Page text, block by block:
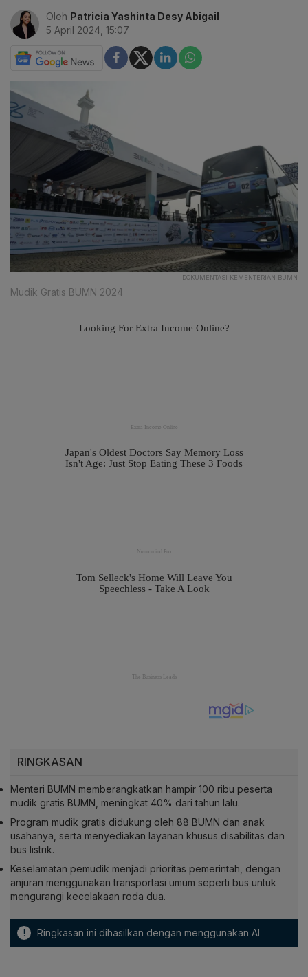
Oleh Patricia Yashinta Desy Abigail
5 April 2024, 15:07
DOKUMENTASI KEMENTERIAN BUMN
Mudik Gratis BUMN 2024
RINGKASAN
Menteri BUMN memberangkatkan hampir 100 ribu peserta
mudik gratis BUMN, meningkat 40% dari tahun lalu.
Program mudik gratis didukung oleh 88 BUMN dan anak
usahanya, serta menyediakan layanan khusus disabilitas dan
bus listrik.
Keselamatan pemudik menjadi prioritas pemerintah, dengan
anjuran menggunakan transportasi umum seperti bus untuk
mengurangi kecelakaan roda dua.
! Ringkasan ini dihasilkan dengan menggunakan AI